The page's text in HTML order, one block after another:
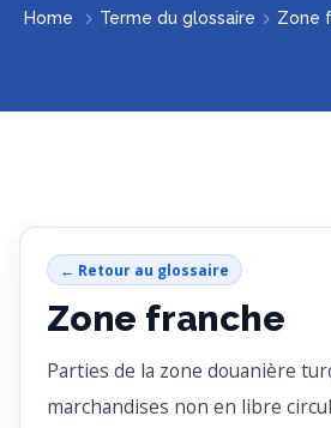
Home Terme du glossaire Zone
← Retour au glossaire
Zone franche
Parties de la zone douanière
marchandises non en libre